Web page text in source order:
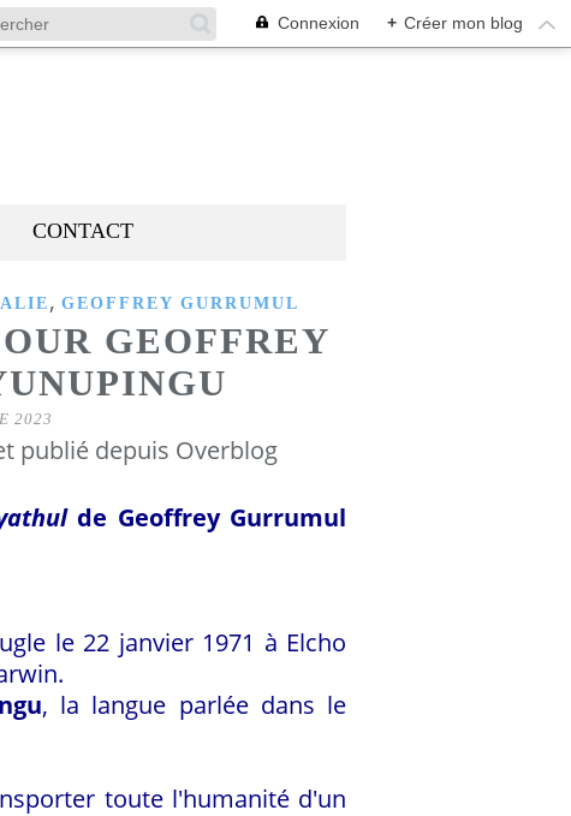
Connexion + Créer mon blog
CONTACT
, GEOFFREY GURRUMUL
GEOFFREY
2023
publié depuis Overblog
de Geoffrey Gurrumul
le 22 janvier 1971 à Elcho
, la langue parlée dans le
toute l'humanité d'un